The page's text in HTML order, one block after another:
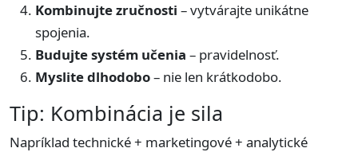
Kombinujte zručnosti – vytvárajte unikátne
spojenia.
Budujte systém učenia – pravidelnosť.
Myslite dlhodobo– nie len krátkodobo.
Tip: Kombinácia je sila
Napríklad technické + marketingové + analytické